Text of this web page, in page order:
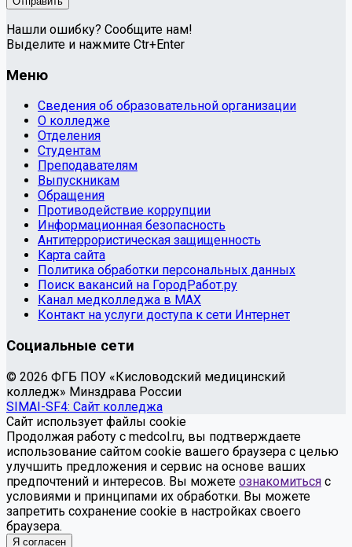
Нашли ошибку? Сообщите нам!
Выделите и нажмите Ctr+Enter
Меню
Сведения об образовательной организации
О колледже
Отделения
Студентам
Преподавателям
Выпускникам
Обращения
Противодействие коррупции
Информационная безопасность
Антитеррористическая защищенность
Карта сайта
Политика обработки персональных данных
Поиск вакансий на ГородРабот.ру
Канал медколледжа в MAX
Контакт на услуги доступа к сети Интернет
Социальные сети
© 2026 ФГБ ПОУ «Кисловодский медицинский
колледж» Минздрава России
SIMAI-SF4: Сайт колледжа
Сайт использует файлы cookie
Продолжая работу с medcol.ru, вы подтверждаете
использование сайтом cookie вашего браузера с целью
улучшить предложения и сервис на основе ваших
предпочтений и интересов. Вы можете ознакомиться с
условиями и принципами их обработки. Вы можете
запретить сохранение cookie в настройках своего
браузера.
Я согласен